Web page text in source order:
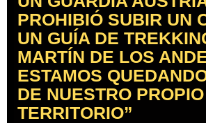
PROHIBIÓ SUBIR UN
UN GUÍA DE
MARTÍN DE LOS
ESTAMOS
DE NUESTRO PROPIO
TERRITORIO”